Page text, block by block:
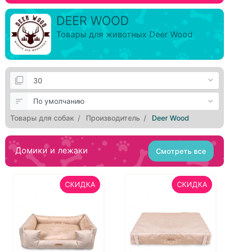
DEER WOOD
Товары для животных Deer Wood
Товары для собак Производитель Deer Wood
Домики и лежаки Смотреть все
СКИДКА СКИДКА